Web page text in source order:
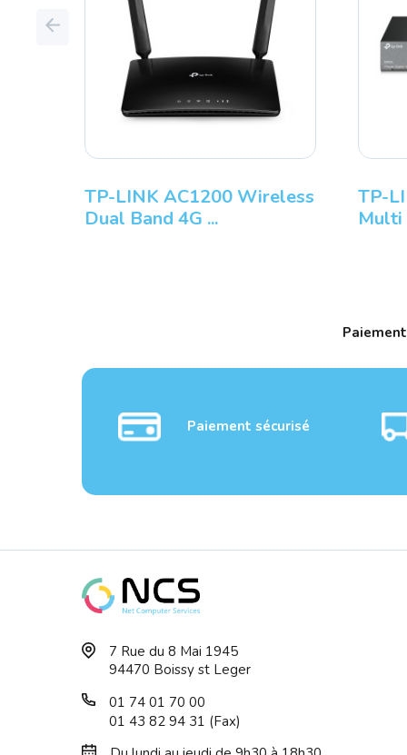
TP-LINK AC1200 Wireless
Dual Band 4G ...
TP-
Multi
TP-LINK AX3000 Dual-
Band Wi-Fi 6 Rout...
Previous
Paiement sécurisé
7 Rue du 8 Mai 1945
94470 Boissy st Leger
01 74 01 70 00
01 43 82 94 31 (Fax)